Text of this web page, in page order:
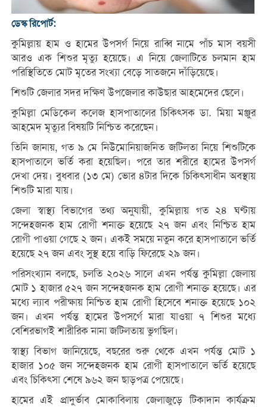
ডেস্ক রিপোর্ট:
কুমিল্লায় হাম ও হামের উপসর্গ নিয়ে রাব্বি নামে পাঁচ মাস বয়সী
আরও এক শিশুর মৃত্যু হয়েছে। এ নিয়ে জেলাটিতে চলমান হাম
পরিস্থিতিতে মোট মৃতের সংখ্যা বেড়ে সাতজনে দাঁড়িয়েছে।
শিশুটি জেলার সদর দক্ষিণ উপজেলার কাউছার আহমেদের ছেলে।
কুমিল্লা মেডিকেল কলেজ হাসপাতালের চিকিৎসক ডা. মিয়া মঞ্জুর
আহমেদ মৃত্যুর বিষয়টি নিশ্চিত করেছেন।
তিনি জানায়, গত ৯ মে নিউমোনিয়াজনিত জটিলতা নিয়ে শিশুটিকে
হাসপাতালে ভর্তি করা হয়েছিল। পরে তার শরীরে হামের উপসর্গ
দেখা দেয়। বুধবার (১৩ মে) ভোর ৪টার দিকে চিকিৎসাধীন অবস্থায়
শিশুটি মারা যায়।
জেলা স্বাস্থ্য বিভাগের তথ্য অনুযায়ী, কুমিল্লায় গত ২৪ ঘণ্টায়
সন্দেহজনক হাম রোগী শনাক্ত হয়েছে ২৭ জন এবং নিশ্চিত হাম
রোগী পাওয়া গেছে ২ জন। একই সময়ে নতুন করে হাসপাতালে ভর্তি
হয়েছে ২৭ জন এবং সুস্থ হয়ে বাড়ি ফিরেছে ২৯ জন।
পরিসংখ্যান বলছে, চলতি ২০২৬ সালে এখন পর্যন্ত কুমিল্লা জেলায়
মোট ১ হাজার ৫২৭ জন সন্দেহজনক হাম রোগী শনাক্ত হয়েছে। এর
মধ্যে ল্যাব পরীক্ষায় নিশ্চিত হাম রোগী হিসেবে শনাক্ত হয়েছে ১০২
জন। এখন পর্যন্ত হামের উপসর্গে মারা যাওয়া ৭ শিশুর মধ্যে
বেশিরভাগই শারীরিক নানা জটিলতায় ভুগছিল।
স্বাস্থ্য বিভাগ জানিয়েছে, বছরের শুরু থেকে এখন পর্যন্ত মোট ১
হাজার ১০৫ জন সন্দেহজনক হাম রোগী হাসপাতালে ভর্তি হয়েছে
এবং চিকিৎসা শেষে ৯৬২ জন ছাড়পত্র পেয়েছে।
হামের এই প্রাদুর্ভাব মোকাবিলায় জেলাজুড়ে টিকাদান কার্যক্রম